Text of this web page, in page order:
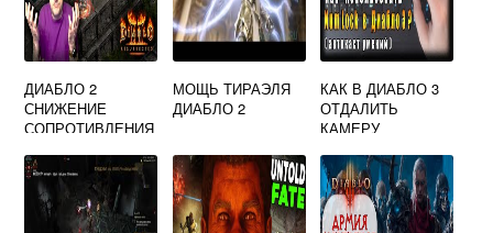
ДИАБЛО 2
СНИЖЕНИЕ
СОПРОТИВЛЕНИЯ
МОЩЬ ТИРАЭЛЯ
ДИАБЛО 2
КАК В ДИАБЛО 3
ОТДАЛИТЬ
КАМЕРУ